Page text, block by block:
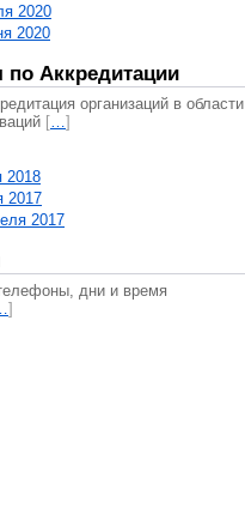
2020
2020
по Аккредитации
организаций в области
[…]
2018
2017
2017
дни и время
]